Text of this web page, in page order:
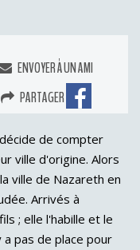
ENVOYER À UN AMI
PARTAGER
de compter
ville d'origine. Alors
ville de Nazareth en
Arrivés à
; elle l'habille et le
a pas de place pour